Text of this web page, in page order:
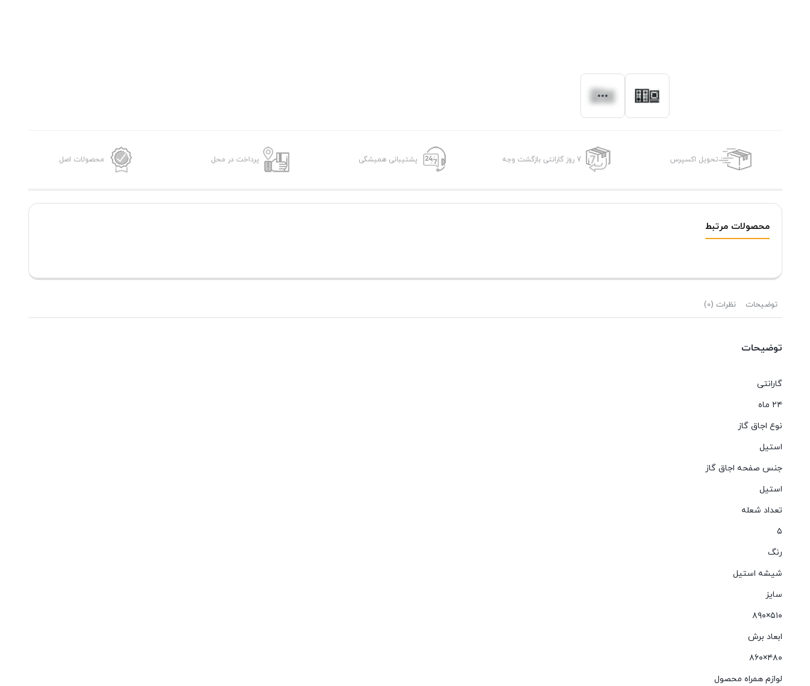
تحویل اکسپرس 7 روز گارانتی بازگشت وجه پشتیبانی همیشگی پرداخت در محل محصولات اصل
محصولات مرتبط
توضیحات نظرات (0)
توضیحات
گارانتی
٢٤ ماه
نوع اجاق گاز
استيل
جنس صفحه اجاق گاز
استيل
تعداد شعله
۵
رنگ
شیشه استیل
سایز
۵۱۰×۸۹۰
ابعاد برش
۴۸۰×۸۶۰
لوازم همراه محصول